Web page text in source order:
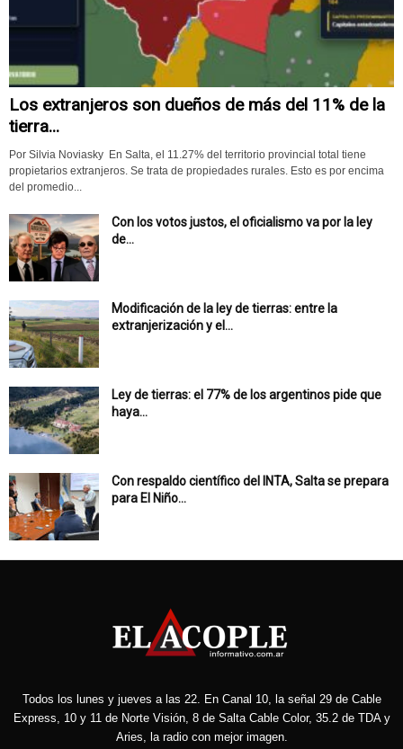
Los extranjeros son dueños de más del 11% de la
tierra...
Por Silvia Noviasky En Salta, el 11.27% del territorio provincial total tiene
propietarios extranjeros. Se trata de propiedades rurales. Esto es por encima
del promedio...
Con los votos justos, el oficialismo va por la ley
de...
Modificación de la ley de tierras: entre la
extranjerización y el...
Ley de tierras: el 77% de los argentinos pide que
haya...
Con respaldo científico del INTA, Salta se prepara
para El Niño...
Todos los lunes y jueves a las 22. En Canal 10, la señal 29 de Cable
Express, 10 y 11 de Norte Visión, 8 de Salta Cable Color, 35.2 de TDA y
Aries, la radio con mejor imagen.